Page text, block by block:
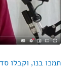
תמכו בנו, וקבלו